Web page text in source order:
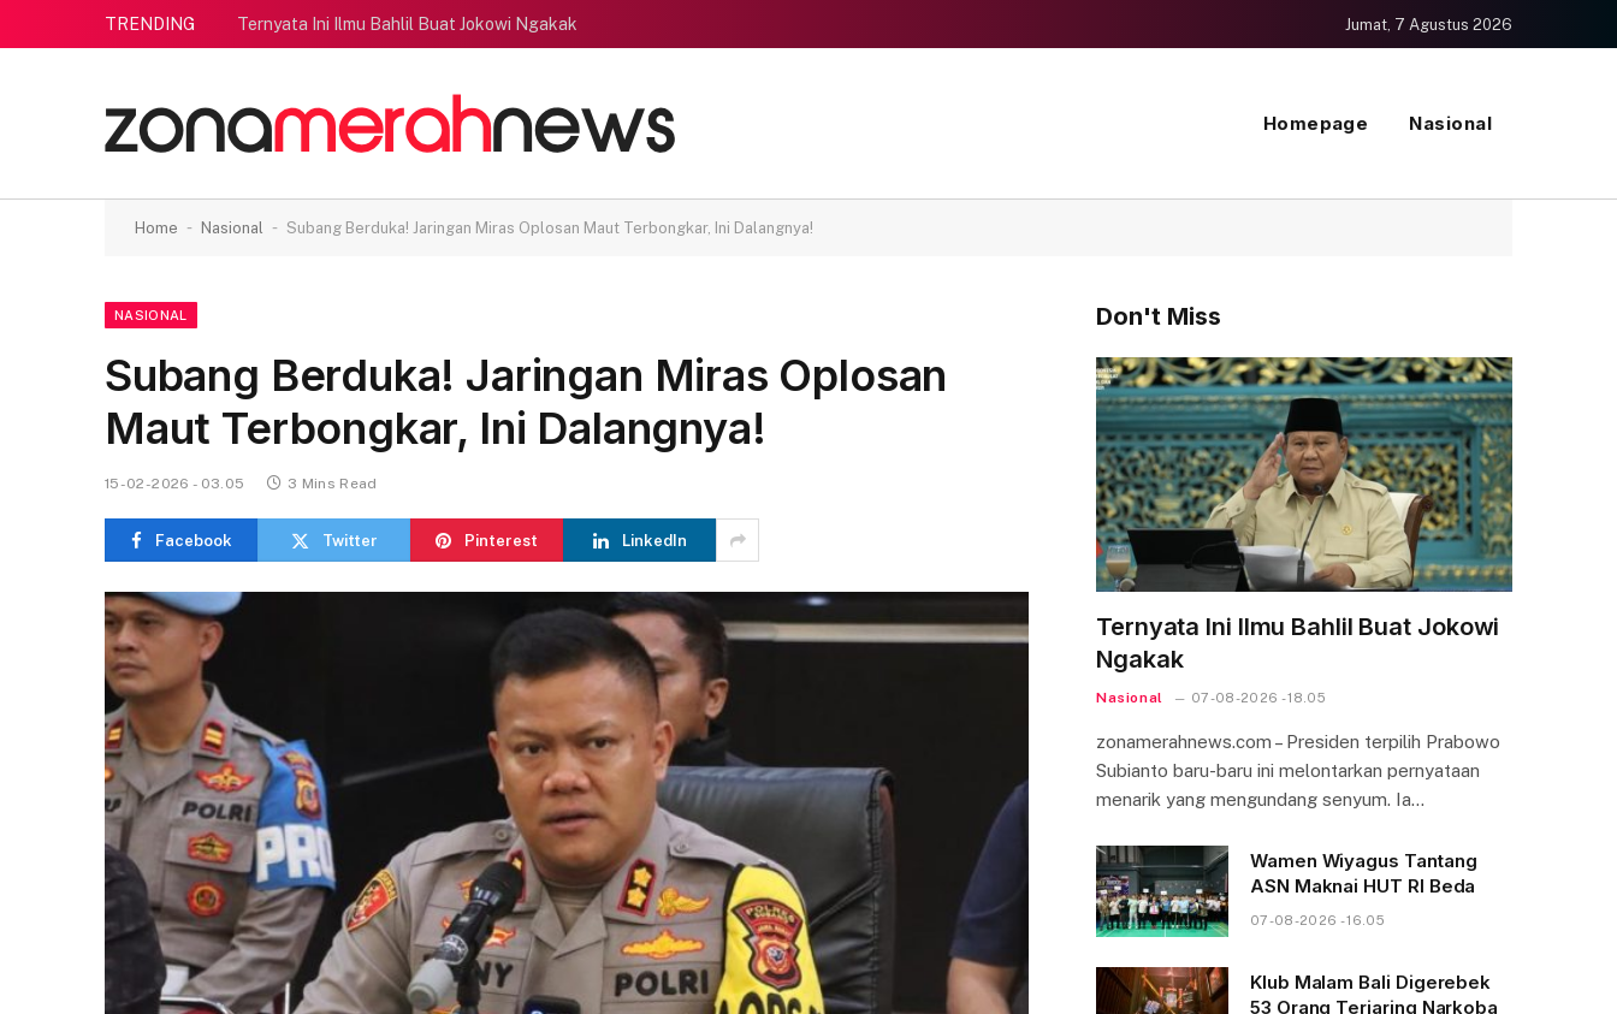
TRENDING Ternyata Ini Ilmu Bahlil Buat Jokowi Ngakak Jumat, 7 Agustus 2026
Homepage Nasional
Home - Nasional - Subang Berduka! Jaringan Miras Oplosan Maut Terbongkar, Ini Dalangnya!
NASIONAL
Subang Berduka! Jaringan Miras Oplosan
Maut Terbongkar, Ini Dalangnya!
15-02-2026 - 03.05 3 Mins Read
Facebook Twitter Pinterest LinkedIn
Don't Miss
Ternyata Ini Ilmu Bahlil Buat Jokowi
Ngakak
Nasional 07-08-2026 - 18.05
zonamerahnews.com – Presiden terpilih Prabowo
Subianto baru-baru ini melontarkan pernyataan
menarik yang mengundang senyum. Ia…
Wamen Wiyagus Tantang
ASN Maknai HUT RI Beda
07-08-2026 - 16.05
Klub Malam Bali Digerebek
53 Orang Terjaring Narkoba